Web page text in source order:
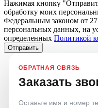
Нажимая кнопку
обработку моих
Федеральным законом от
персональных данных, на
определенных Политикой
Отправить
Заказать
Оставьте имя и номер